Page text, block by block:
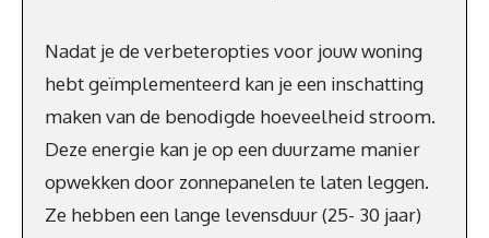
Nadat je de verbeteropties voor jouw woning
hebt geïmplementeerd kan je een inschatting
maken van de benodigde hoeveelheid stroom.
Deze energie kan je op een duurzame manier
opwekken door zonnepanelen te laten leggen.
Ze hebben een lange levensduur (25- 30 jaar)